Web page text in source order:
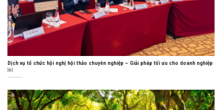
Dịch vụ tổ chức hội nghị hội thảo chuyên nghiệp – Giải pháp tối ưu cho doanh nghiệp
￼